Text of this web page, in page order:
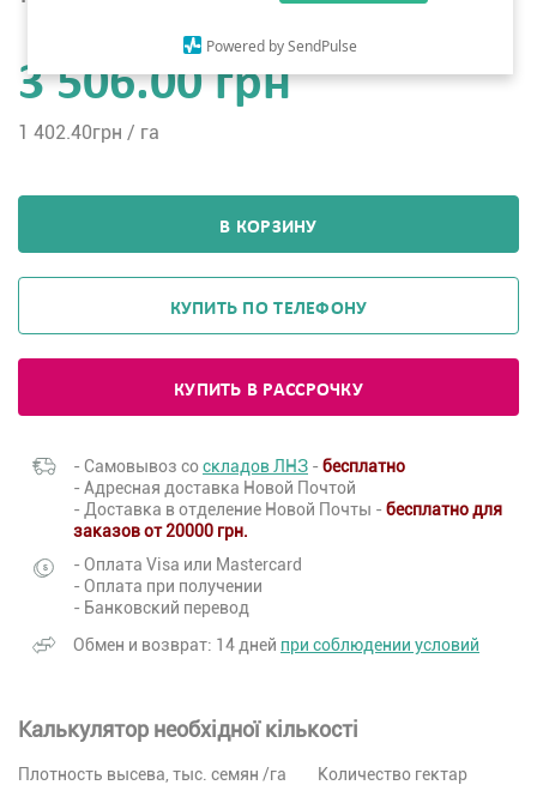
Powered by SendPulse
3 506.00 грн
1 402.40грн / га
В КОРЗИНУ
КУПИТЬ ПО ТЕЛЕФОНУ
КУПИТЬ В РАССРОЧКУ
- Самовывоз соскладов ЛНЗ - бесплатно
- Адресная доставка Новой Почтой
- Доставка в отделение Новой Почты - бесплатно для
заказов от 20000 грн.
- Оплата Visa или Mastercard
- Оплата при получении
- Банковский перевод
Обмен и возврат: 14 дней при соблюдении условий
Калькулятор необхідної кількості
Плотность высева, тыс. семян /га Количество гектар